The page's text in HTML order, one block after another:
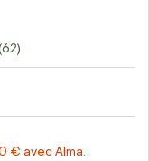
€ avec Alma.